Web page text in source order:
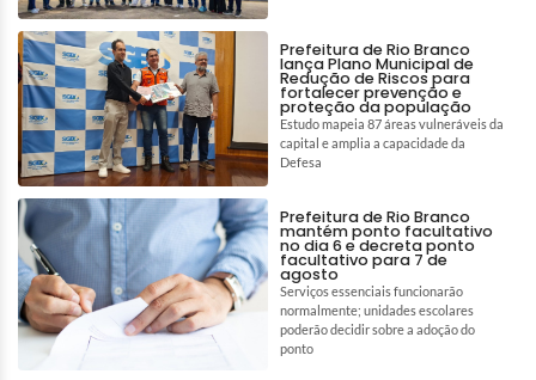
Prefeitura de Rio Branco
lança Plano Municipal de
Redução de Riscos para
fortalecer prevenção e
proteção da população
Estudo mapeia 87 áreas vulneráveis da
capital e amplia a capacidade da
Defesa
Prefeitura de Rio Branco
mantém ponto facultativo
no dia 6 e decreta ponto
facultativo para 7 de
agosto
Serviços essenciais funcionarão
normalmente; unidades escolares
poderão decidir sobre a adoção do
ponto